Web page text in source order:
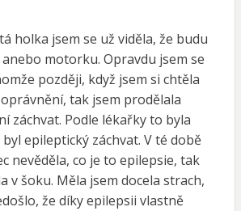
holka jsem se už viděla, že budu
motorku. Opravdu jsem se
později, když jsem si chtěla
tak jsem prodělala
záchvat. Podle lékařky to byla
epileptický záchvat. V té době
nevěděla, co je to epilepsie, tak
v šoku. Měla jsem docela strach,
že díky epilepsii vlastně